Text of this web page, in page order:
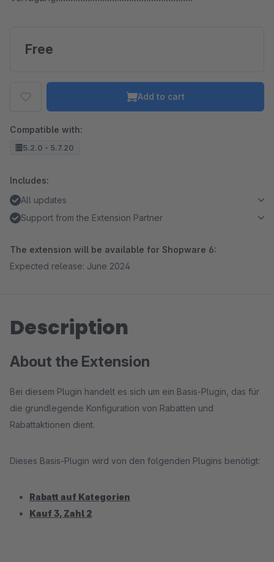
Free
Add to cart
Compatible with:
5.2.0 - 5.7.20
Includes:
All updates
Support from the Extension Partner
The extension will be available for Shopware 6:
Expected release: June 2024
Description
About the Extension
Bei diesem Plugin handelt es sich um ein Basis-Plugin, das für
die grundlegende Konfiguration von Rabatten und
Rabattaktionen dient.
Dieses Basis-Plugin wird von den folgenden Plugins benötigt:
Rabatt auf Kategorien
Kauf 3, Zahl 2